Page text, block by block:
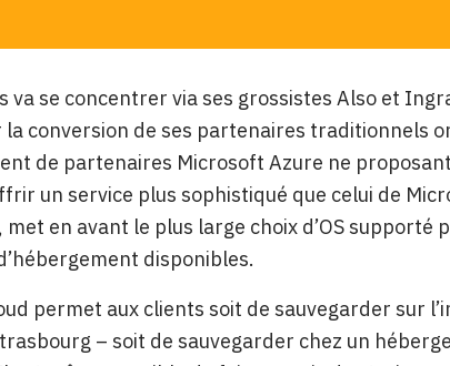
va se concentrer via ses grossistes Also et
conversion de ses partenaires traditionnels
de partenaires Microsoft Azure ne
un service plus sophistiqué que celui de
en avant le plus large choix d’OS supporté
disponibles.
permet aux clients soit de sauvegarder sur
– soit de sauvegarder chez un